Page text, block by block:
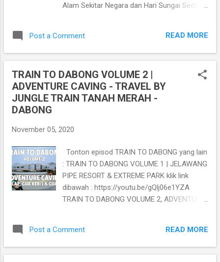
MUDAH BUAT BILIK TAMBAHAN | BAHAGIAN
https://youtu.be/a9rmuiiUY3M DIY - CARA
Alam Sekitar Negara dan Hari Sungai Sedunia
Hospital Universiti Sains Malaysia (HUSM)
dan melalui sekitar kawasan hutan bakau di
Majlis Perasmian Denai Sungai Pengkalan
Datu, Kubang Kerian, Kelantan telah
disempurnakan oleh YB Dato’ Sri Tuan
bertempat di Sungai Pengkalan Datu, Kubang
diadakan bersempena dengan sambutan Hari
Alam Sekitar Negara dan Hari Sungai Sedunia
Kubang Kerian ini merupakan antara projek
rintis Denai Sungai Kebangsaan (DSK) yang
dan Air (KASA) pada tahun ini. Denai
Post a Comment READ MORE
TRAIN TO DABONG VOLUME 2 |
ADVENTURE CAVING - TRAVEL BY
JUNGLE TRAIN TANAH MERAH -
DABONG
November 05, 2020
Tonton episod TRAIN TO DABONG yang lain
: TRAIN TO DABONG VOLUME 1 | JELAWANG
PIPE RESORT & EXTREME PARK klik link
dibawah : https://youtu.be/gQlj06e1YZA
TRAIN TO DABONG VOLUME 2, ADVENTURE
DABONG VOLUME 3, BAHAGIAN 1,
EKSPEDISI KE KEM BAHA, klik link dibawah :
Post a Comment READ MORE